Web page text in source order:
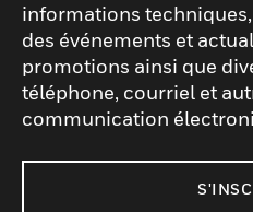
informations
des événements et
promotions ainsi que
téléphone, courriel et
communication